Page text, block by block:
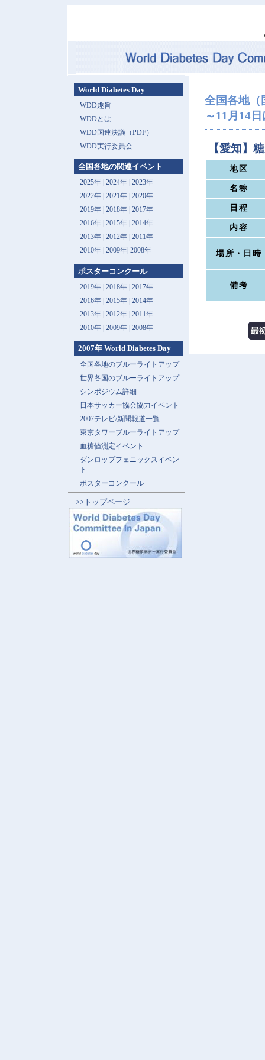
全国各地（
～11月14
【愛知】
地区
名称
日程
内容
場所・日時
備考
World Diabetes Day
WDD趣旨
WDDとは
WDD国連決議（PDF）
WDD実行委員会
全国各地の関連イベント
2025年| 2024年| 2023年
2022年| 2021年| 2020年
2019年| 2018年| 2017年
2016年| 2015年| 2014年
2013年 | 2012年| 2011年
2010年| 2009年| 2008年
ポスターコンクール
2019年 | 2018年 | 2017年
2016年 | 2015年 | 2014年
2013年 | 2012年 | 2011年
2010年 | 2009年 | 2008年
2007年 World Diabetes Day
全国各地のブルーライトアップ
世界各国のブルーライトアップ
シンポジウム詳細
日本サッカー協会協力イベント
2007テレビ/新聞報道一覧
東京タワーブルーライトアップ
血糖値測定イベント
ダンロップフェニックスイベン
ト
ポスターコンクール
>>トップページ